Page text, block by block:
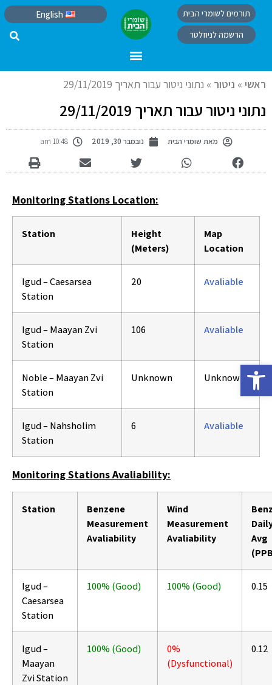
פתח סרגל נגישות
תורמים לשומרי הבית
הרשמה לניוזלטר
English
ראשי » ניטור » נתוני ניטור עבור תאריך 29/11/2019
נתוני ניטור עבור תאריך 29/11/2019
מאת שומרי הבית נובמבר 30, 2019 10:48 am
Monitoring Stations Location:
Station
Height
(Meters)
Map
Location
Igud – Caesarsea
Station
20 Avaliable
Igud – Maayan Zvi
Station
106 Avaliable
Noble – Maayan Zvi
Station
Unknown Unknown
Igud – Nahsholim
Station
6 Avaliable
Monitoring Stations Avaliability:
Station
Benzene
Measurement
Avaliability
Wind
Measurement
Avaliability
Avg
Igud –
Caesarsea
Station
100% (Good) 100% (Good) 0.15
Igud –
Maayan
Zvi Station
100% (Good)
0%
(Dysfunctional)
0.12